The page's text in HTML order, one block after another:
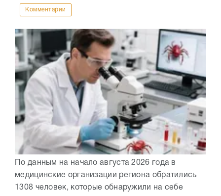
Комментарии
По данным на начало августа 2026 года в
медицинские организации региона обратились
1308 человек, которые обнаружили на себе